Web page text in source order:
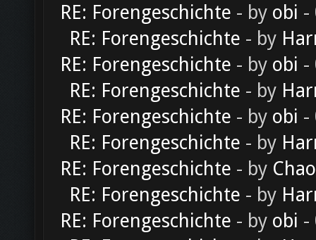
RE: Forengeschichte - by obi -
RE: Forengeschichte - by
RE: Forengeschichte - by obi -
RE: Forengeschichte - by
RE: Forengeschichte - by obi -
RE: Forengeschichte - by
RE: Forengeschichte - by
RE: Forengeschichte - by
RE: Forengeschichte - by obi -